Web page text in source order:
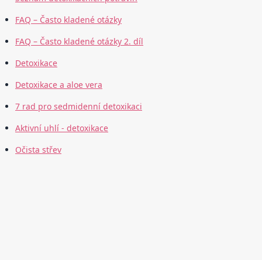
FAQ – Často kladené otázky
FAQ – Často kladené otázky 2. díl
Detoxikace
Detoxikace a aloe vera
7 rad pro sedmidenní detoxikaci
Aktivní uhlí - detoxikace
Očista střev